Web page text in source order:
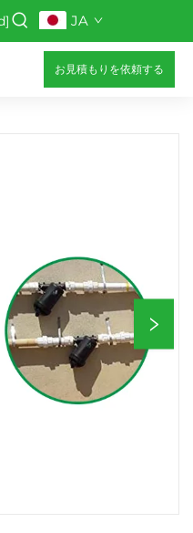
JA
お見積もりを依頼する